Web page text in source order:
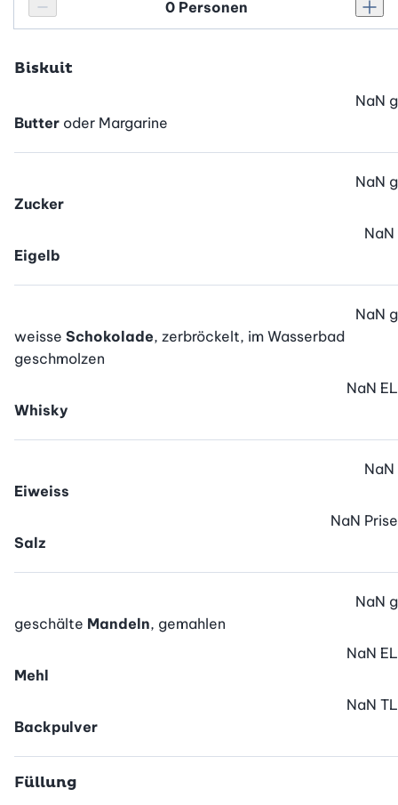
Personenanzahl verringern
Personenanzahl
Biskuit
Butter oder Margarine
NaN g
Zucker
NaN g
Eigelb
NaN
weisse Schokolade, zerbröckelt, im Wasserbad
geschmolzen
NaN g
Whisky
NaN EL
Eiweiss
NaN
Salz
NaN Prise
geschälte Mandeln, gemahlen
NaN g
Mehl
NaN EL
Backpulver
NaN TL
Füllung